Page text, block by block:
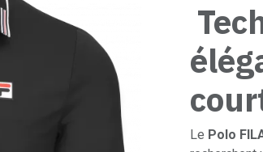
Le Polo